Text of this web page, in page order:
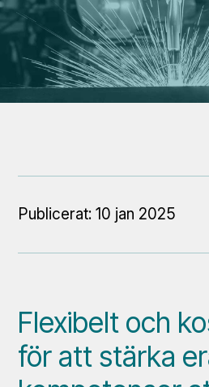
Publicerat: 10 jan 2025
Flexibelt och
för att stärka